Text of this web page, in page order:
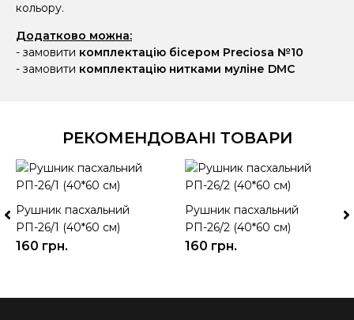
кольору.
Додатково можна:
- замовити комплектацію бісером Preciosa №10
- замовити комплектацію нитками муліне DMC
РЕКОМЕНДОВАНІ ТОВАРИ
КУПИТИ
Рушник пасхальний
РП-26/1 (40*60 см)
160 грн.
КУПИТИ
Рушник пасхальний
РП-26/2 (40*60 см)
160 грн.